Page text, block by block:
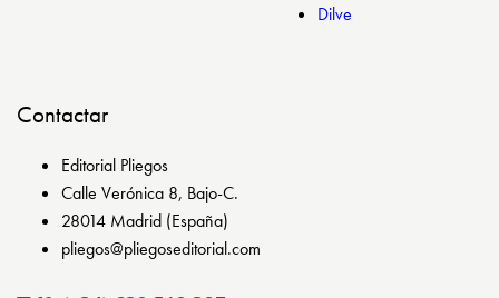
Dilve
Contactar
Editorial Pliegos
Calle Verónica 8, Bajo-C.
28014 Madrid (España)
pliegos@pliegoseditorial.com